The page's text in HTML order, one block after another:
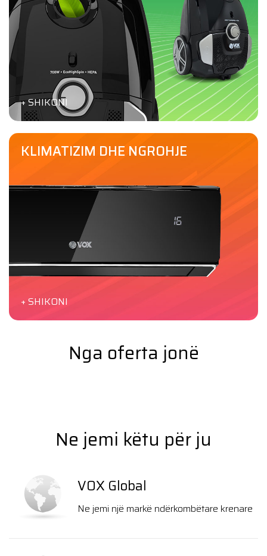
+ SHIKONI
KLIMATIZIM DHE NGROHJE
+ SHIKONI
Nga oferta jonë
Ne jemi këtu për ju
VOX Global
Ne jemi një markë ndërkombëtare krenare